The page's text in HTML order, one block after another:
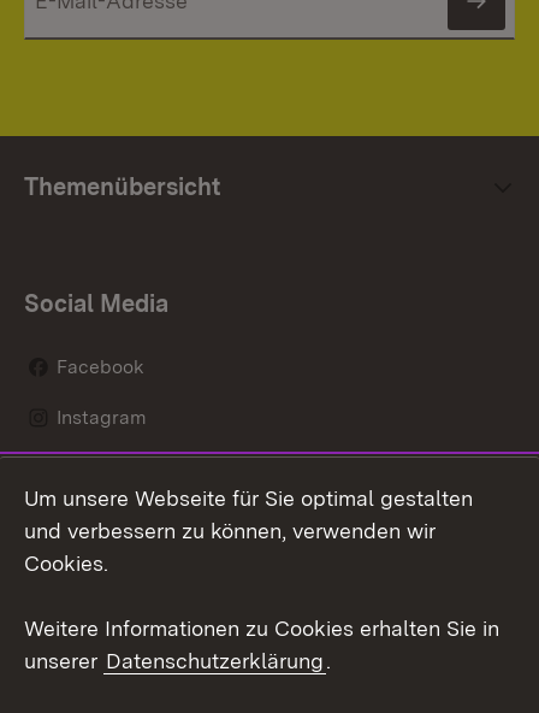
Themenübersicht
Social Media
Facebook
Instagram
Mastodon
Youtube
Kontakt
Datenschutz
Um unsere Webseite für Sie optimal gestalten
und verbessern zu können, verwenden wir
Cookies.
Weitere Informationen zu Cookies erhalten Sie in
unserer Datenschutzerklärung.